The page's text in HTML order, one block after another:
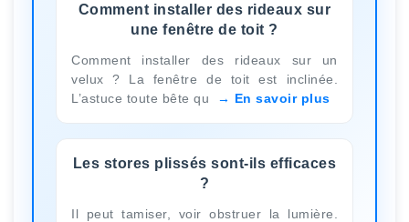
Comment installer des rideaux sur
une fenêtre de toit ?
Comment installer des rideaux sur un
velux ? La fenêtre de toit est inclinée.
L’astuce toute bête qu
En savoir plus
Les stores plissés sont-ils efficaces
?
Il peut tamiser, voir obstruer la lumière.